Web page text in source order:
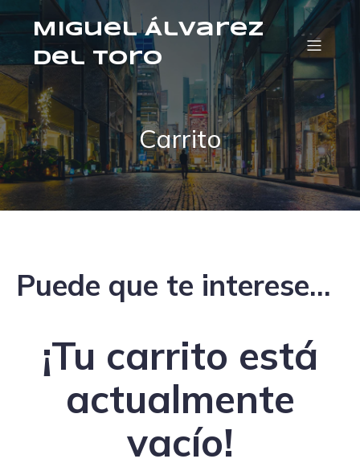
Miguel Álvarez
del Toro
Carrito
Puede que te interese…
¡Tu carrito está
actualmente
vacío!